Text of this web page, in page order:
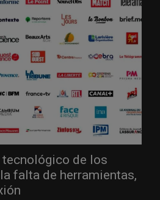
tecnológico de los
falta de herramientas,